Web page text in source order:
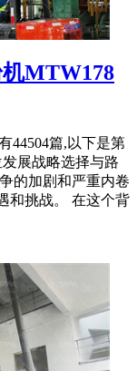
MTW178
44504篇,以下是第
展战略选择与路
的加剧和严重内卷
和挑战。 在这个背